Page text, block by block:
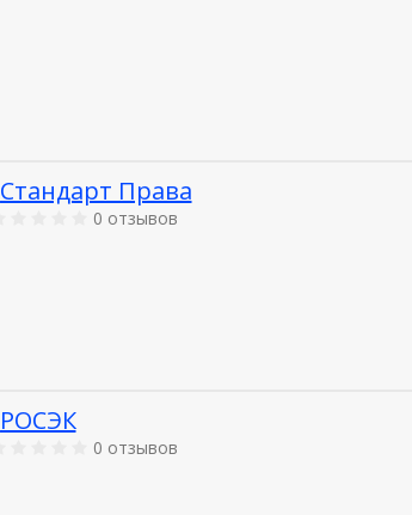
Стандарт Права
0 отзывов
РОСЭК
0 отзывов